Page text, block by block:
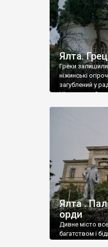
Ялта.
Греки залишили
ніжинські
загублений у
Ніжин греки?
Ялта .
орди
Дивне місто
багатством і